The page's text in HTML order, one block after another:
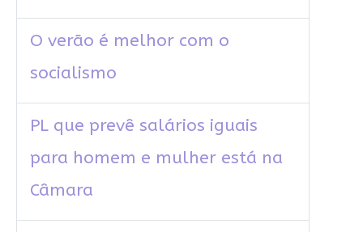
O verão é melhor com o
socialismo
PL que prevê salários iguais
para homem e mulher está na
Câmara